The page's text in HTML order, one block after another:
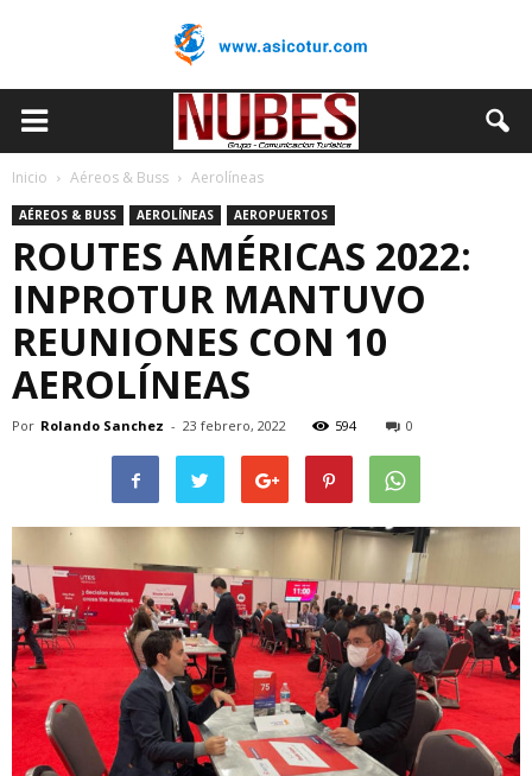
Inicio Aéreos & Buss Aerolíneas
AÉREOS & BUSS AEROLÍNEAS AEROPUERTOS
ROUTES AMÉRICAS 2022:
INPROTUR MANTUVO
REUNIONES CON 10
AEROLÍNEAS
Por Rolando Sanchez - 23 febrero, 2022 594 0